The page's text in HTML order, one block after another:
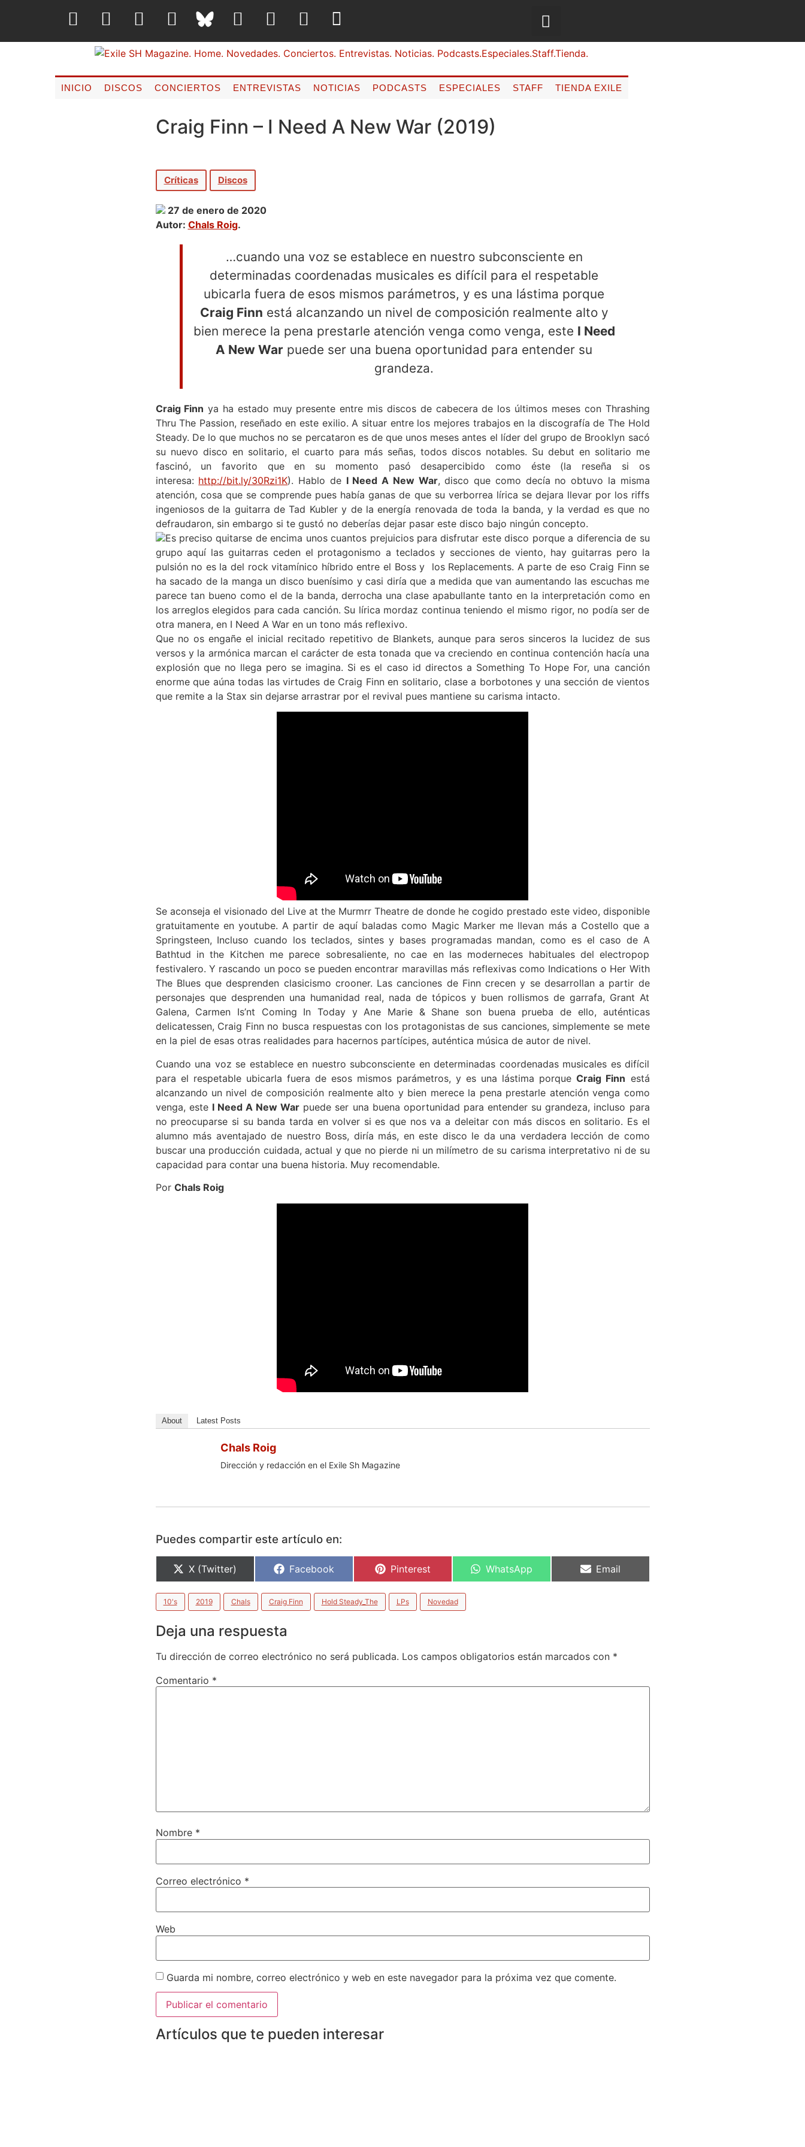
INICIO DISCOS CONCIERTOS ENTREVISTAS NOTICIAS PODCASTS ESPECIALES STAFF TIENDA EXILE
Craig Finn – I Need A New War (2019)
Críticas Discos
27 de enero de 2020
Autor: Chals Roig.
…cuando una voz se establece en nuestro subconsciente en
determinadas coordenadas musicales es difícil para el respetable
ubicarla fuera de esos mismos parámetros, y es una lástima porque
Craig Finn está alcanzando un nivel de composición realmente alto y
bien merece la pena prestarle atención venga como venga, este I Need
A New War puede ser una buena oportunidad para entender su
grandeza.
Craig Finn ya ha estado muy presente entre mis discos de cabecera de los últimos meses con Thrashing
Thru The Passion, reseñado en este exilio. A situar entre los mejores trabajos en la discografía de The Hold
Steady. De lo que muchos no se percataron es de que unos meses antes el líder del grupo de Brooklyn sacó
su nuevo disco en solitario, el cuarto para más señas, todos discos notables. Su debut en solitario me
fascinó, un favorito que en su momento pasó desapercibido como éste (la reseña si os
interesa: http://bit.ly/30Rzi1K). Hablo de I Need A New War, disco que como decía no obtuvo la misma
atención, cosa que se comprende pues había ganas de que su verborrea lírica se dejara llevar por los riffs
ingeniosos de la guitarra de Tad Kubler y de la energía renovada de toda la banda, y la verdad es que no
defraudaron, sin embargo si te gustó no deberías dejar pasar este disco bajo ningún concepto.
Es preciso quitarse de encima unos cuantos prejuicios para disfrutar este disco porque a diferencia de su
grupo aquí las guitarras ceden el protagonismo a teclados y secciones de viento, hay guitarras pero la
pulsión no es la del rock vitamínico híbrido entre el Boss y los Replacements. A parte de eso Craig Finn se
ha sacado de la manga un disco buenísimo y casi diría que a medida que van aumentando las escuchas me
parece tan bueno como el de la banda, derrocha una clase apabullante tanto en la interpretación como en
los arreglos elegidos para cada canción. Su lírica mordaz continua teniendo el mismo rigor, no podía ser de
otra manera, en I Need A War en un tono más reflexivo.
Que no os engañe el inicial recitado repetitivo de Blankets, aunque para seros sinceros la lucidez de sus
versos y la armónica marcan el carácter de esta tonada que va creciendo en continua contención hacía una
explosión que no llega pero se imagina. Si es el caso id directos a Something To Hope For, una canción
enorme que aúna todas las virtudes de Craig Finn en solitario, clase a borbotones y una sección de vientos
que remite a la Stax sin dejarse arrastrar por el revival pues mantiene su carisma intacto.
Se aconseja el visionado del Live at the Murmrr Theatre de donde he cogido prestado este video, disponible
gratuitamente en youtube. A partir de aquí baladas como Magic Marker me llevan más a Costello que a
Springsteen, Incluso cuando los teclados, sintes y bases programadas mandan, como es el caso de A
Bathtud in the Kitchen me parece sobresaliente, no cae en las moderneces habituales del electropop
festivalero. Y rascando un poco se pueden encontrar maravillas más reflexivas como Indications o Her With
The Blues que desprenden clasicismo crooner. Las canciones de Finn crecen y se desarrollan a partir de
personajes que desprenden una humanidad real, nada de tópicos y buen rollismos de garrafa, Grant At
Galena, Carmen Is’nt Coming In Today y Ane Marie & Shane son buena prueba de ello, auténticas
delicatessen, Craig Finn no busca respuestas con los protagonistas de sus canciones, simplemente se mete
en la piel de esas otras realidades para hacernos partícipes, auténtica música de autor de nivel.
Cuando una voz se establece en nuestro subconsciente en determinadas coordenadas musicales es difícil
para el respetable ubicarla fuera de esos mismos parámetros, y es una lástima porqueCraig Finn está
alcanzando un nivel de composición realmente alto y bien merece la pena prestarle atención venga como
venga, este I Need A New War puede ser una buena oportunidad para entender su grandeza, incluso para
no preocuparse si su banda tarda en volver si es que nos va a deleitar con más discos en solitario. Es el
alumno más aventajado de nuestro Boss, diría más, en este disco le da una verdadera lección de como
buscar una producción cuidada, actual y que no pierde ni un milímetro de su carisma interpretativo ni de su
capacidad para contar una buena historia. Muy recomendable.
Por Chals Roig
About Latest Posts
Chals Roig
Dirección y redacción en el Exile Sh Magazine
Puedes compartir este artículo en:
X (Twitter) Facebook Pinterest WhatsApp Email
10's 2019 Chals Craig Finn Hold Steady_The LPs Novedad
Deja una respuesta
Tu dirección de correo electrónico no será publicada. Los campos obligatorios están marcados con *
Comentario *
Nombre *
Correo electrónico *
Web
Guarda mi nombre, correo electrónico y web en este navegador para la próxima vez que comente.
Artículos que te pueden interesar